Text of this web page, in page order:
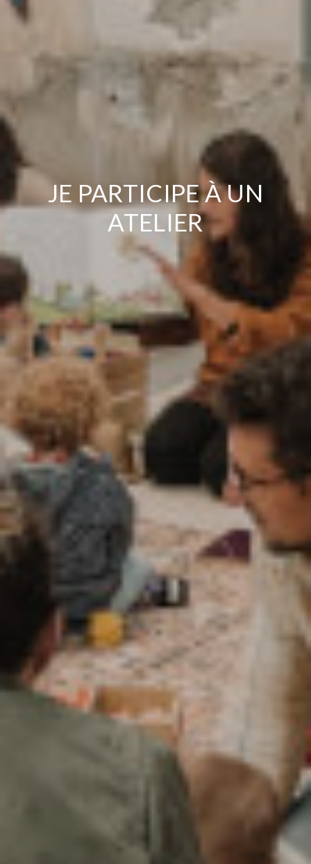
JE PARTICIPE À UN
ATELIER